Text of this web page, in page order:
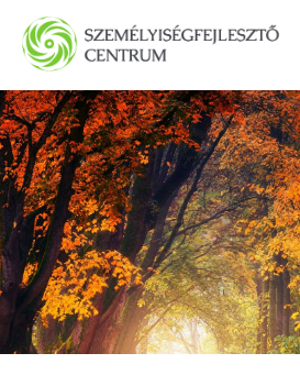
Skip
main
content
SZEMÉLYISÉGFEJLESZTŐ
CENTRUM